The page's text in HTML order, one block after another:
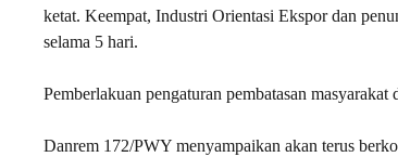
ketat. Keempat, Industri Orientasi Ekspor dan
selama 5 hari.
Pemberlakuan pengaturan pembatasan
Danrem 172/PWY menyampaikan akan terus